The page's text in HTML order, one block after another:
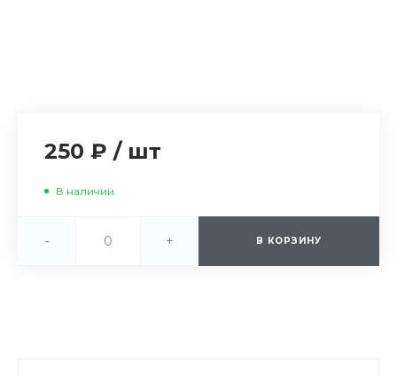
250 ₽ / шт
В наличии
- + В КОРЗИНУ